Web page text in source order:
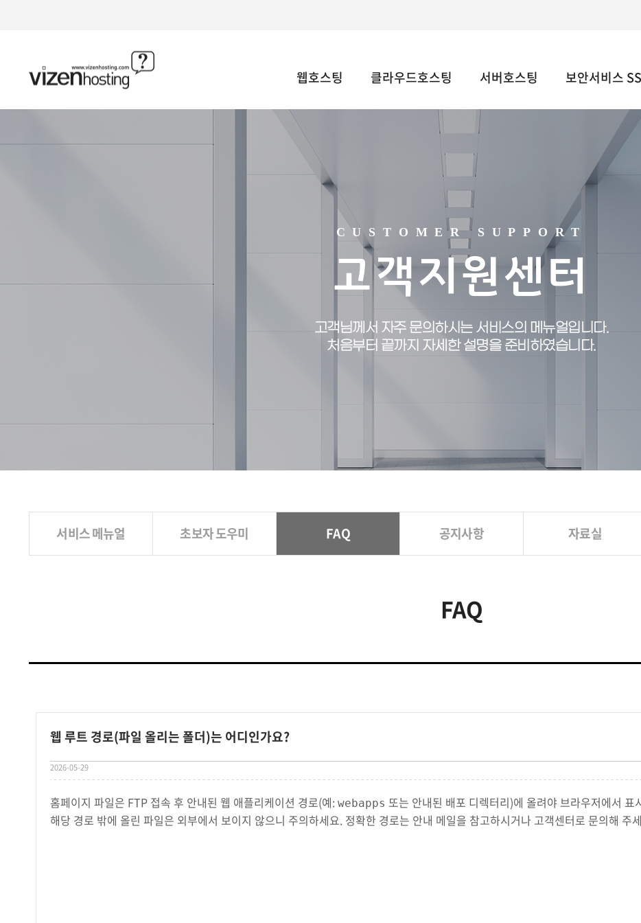
웹호스팅 클라우드호스팅 서버호스팅 보안서비스
CUSTOMER SUPPORT
고객지원센터
고객님께서 자주 문의하시는 서비스의 메뉴얼입니다.
처음부터 끝까지 자세한 설명을 준비하였습니다.
서비스 메뉴얼 초보자 도우미 FAQ 공지사항 자료실
FAQ
웹 루트 경로(파일 올리는 폴더)는 어디인가요?
2026-05-29
홈페이지 파일은 FTP 접속 후 안내된 웹 애플리케이션 경로(예: webapps 또는 안내된 배포 디렉터리)에 올려야 브라우저에서 표
해당 경로 밖에 올린 파일은 외부에서 보이지 않으니 주의하세요. 정확한 경로는 안내 메일을 참고하시거나 고객센터로 문의해 주